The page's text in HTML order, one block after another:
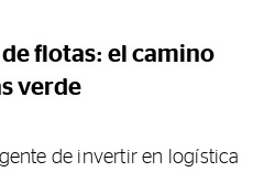
flotas: el camino
verde
de invertir en logística